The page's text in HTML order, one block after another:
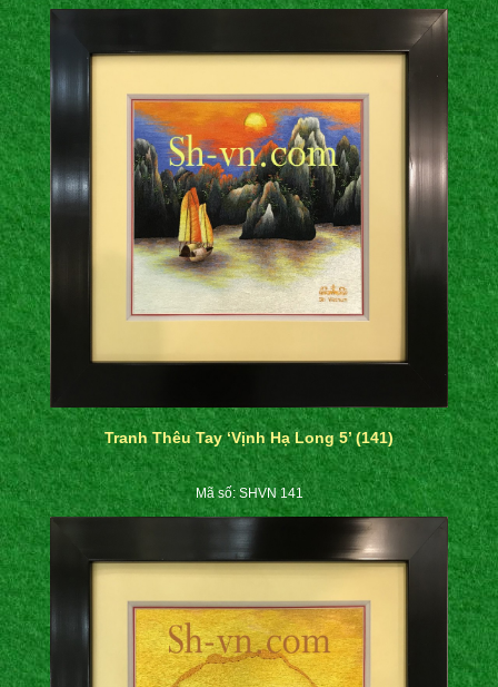
Tranh Thêu Tay ‘Vịnh Hạ Long 5’ (141)
Mã số: SHVN 141